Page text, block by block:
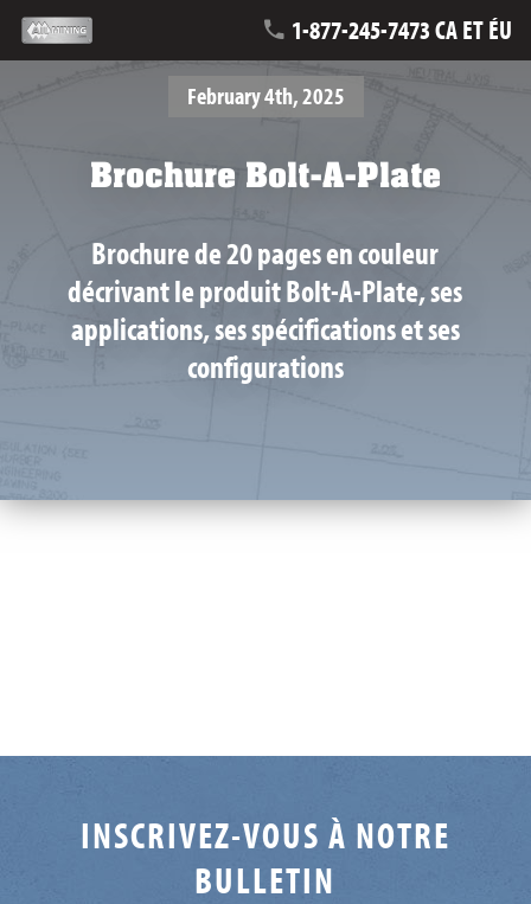
1-877-245-7473 CA ET ÉU
February 4th, 2025
Brochure Bolt-A-Plate
Brochure de 20 pages en couleur
décrivant le produit Bolt-A-Plate, ses
applications, ses spécifications et ses
configurations
INSCRIVEZ-VOUS À NOTRE
BULLETIN